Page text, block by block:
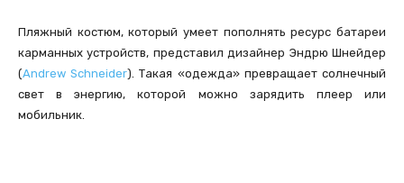
Пляжный костюм, который умеет пополнять ресурс батареи
карманных устройств, представил дизайнер Эндрю Шнейдер
(Andrew Schneider). Такая «одежда» превращает солнечный
свет в энергию, которой можно зарядить плеер или
мобильник.